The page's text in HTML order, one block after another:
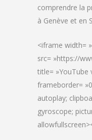
comprendre la
à Genève et en
<iframe width=
src= »https://
title= »YouTube
frameborder=
autoplay;
gyroscope;